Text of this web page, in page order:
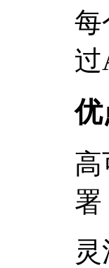
每
过
优
高
署